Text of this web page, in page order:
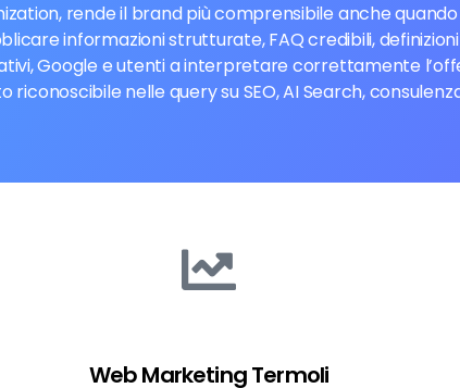
rende il brand più comprensibile anche
informazioni strutturate, FAQ credibili,
Google e utenti a interpretare correttamente
nelle query su SEO, AI Search,
Web Marketing Termoli